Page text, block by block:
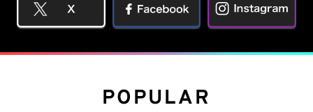
POPULAR